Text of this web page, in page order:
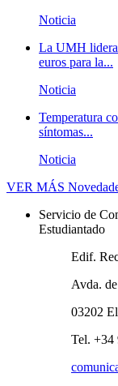
Noticia
La UMH lidera
euros para la...
Noticia
Temperatura
síntomas...
Noticia
VER MÁS
Servicio de
Estudiantado
Edif.
Avda.
03202
Tel. +34